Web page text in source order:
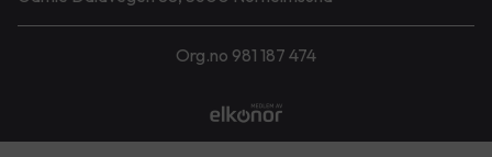
Org.no 981 187 474